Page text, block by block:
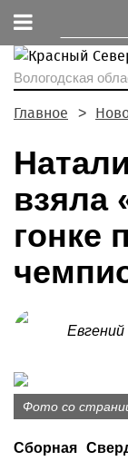
Вологодская
Главное
взяла
гонке
Фото со
Сборная